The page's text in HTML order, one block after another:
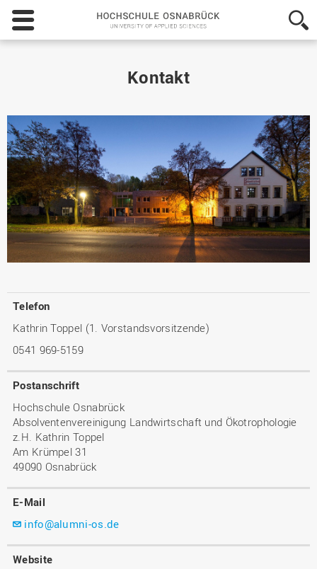
Hochschule
Osnabrück
-
Kontakt
Telefon
Kathrin Toppel (1. Vorstandsvorsitzende)
0541 969-5159
Postanschrift
Hochschule Osnabrück
Absolventenvereinigung Landwirtschaft und Ökotrophologie
z.H. Kathrin Toppel
Am Krümpel 31
49090 Osnabrück
E-Mail
info@alumni-os.de
Website